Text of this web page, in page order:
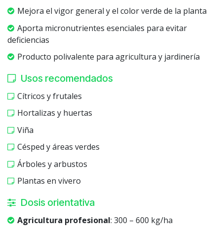
Mejora el vigor general y el color verde de la planta
Aporta micronutrientes esenciales para evitar
deficiencias
Producto polivalente para agricultura y jardinería
Usos recomendados
Cítricos y frutales
Hortalizas y huertas
Viña
Césped y áreas verdes
Árboles y arbustos
Plantas en vivero
Dosis orientativa
Agricultura profesional: 300 – 600 kg/ha